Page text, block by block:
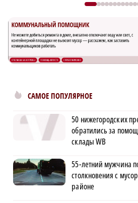
САМОЕ ПОПУЛЯРНОЕ
50 нижегородских
обратились за
склады WB
55-летний мужчина
столкновения с
районе